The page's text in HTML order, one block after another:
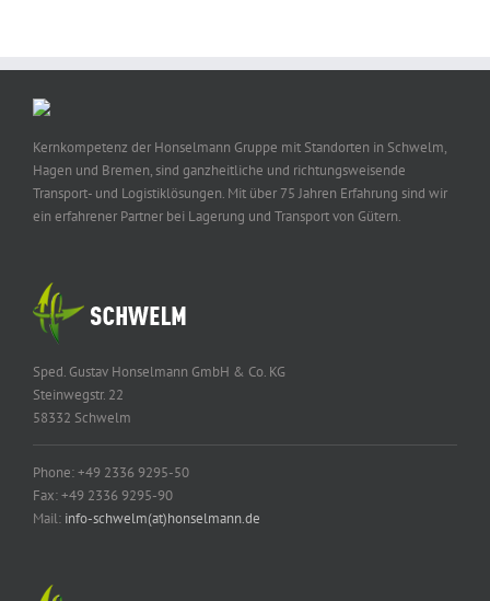
Kernkompetenz der Honselmann Gruppe mit Standorten in Schwelm,
Hagen und Bremen, sind ganzheitliche und richtungsweisende
Transport- und Logistiklösungen. Mit über 75 Jahren Erfahrung sind wir
ein erfahrener Partner bei Lagerung und Transport von Gütern.
Sped. Gustav Honselmann GmbH & Co. KG
Steinwegstr. 22
58332 Schwelm
Phone: +49 2336 9295-50
Fax: +49 2336 9295-90
Mail: info-schwelm(at)honselmann.de